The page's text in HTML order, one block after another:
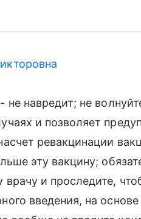
не навредит; не
и позволяет
ревакцинации
эту вакцину;
и проследите,
введения, на